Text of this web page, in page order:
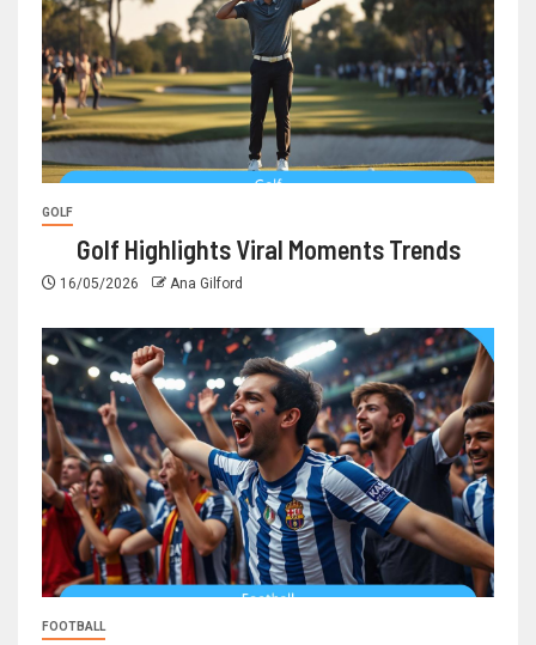
GOLF
Golf Highlights Viral Moments Trends
16/05/2026 Ana Gilford
FOOTBALL